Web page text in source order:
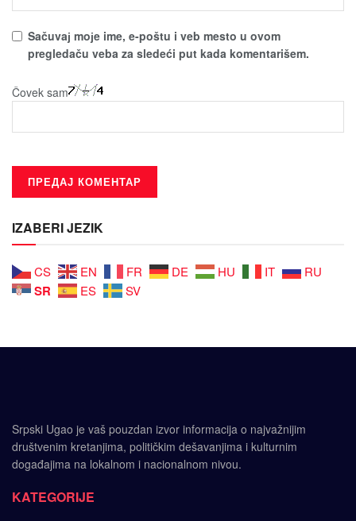
Sačuvaј moјe ime, e-poštu i veb mesto u ovom
pregledaču veba za sledeći put kada komentarišem.
Čovek sam
IZABERI JEZIK
CS EN FR DE HU IT RU
SR ES SV
Srpski Ugao je vaš pouzdan izvor informacija o najvažnijim
društvenim kretanjima, političkim dešavanjima i kulturnim
događajima na lokalnom i nacionalnom nivou.
KATEGORIJE